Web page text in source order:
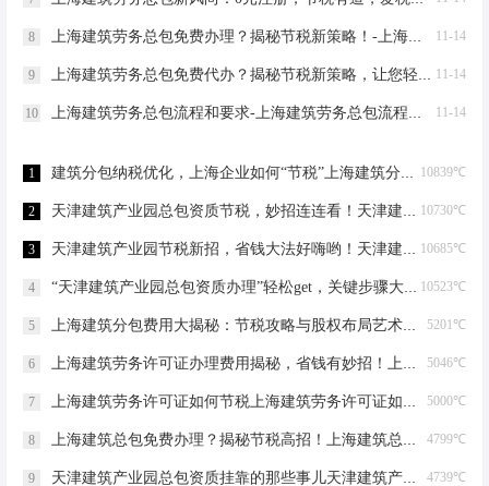
11-14
8 上海建筑劳务总包免费办理？揭秘节税新策略！-上海建筑劳务总包免费办理吗？
11-14
9 上海建筑劳务总包免费代办？揭秘节税新策略，让您轻松成老板！-上海建筑劳务总包免费代办吗？
11-14
10 上海建筑劳务总包流程和要求-上海建筑劳务总包流程和要求
10839℃
1 建筑分包纳税优化，上海企业如何“节税”上海建筑分包纳税优化
10730℃
2 天津建筑产业园总包资质节税，妙招连连看！天津建筑产业园总包资质节税优化
10685℃
3 天津建筑产业园节税新招，省钱大法好嗨哟！天津建筑产业园总包资质节税优化
10523℃
4 “天津建筑产业园总包资质办理”轻松get，关键步骤大揭秘！天津建筑产业园总包资质办理
5201℃
5 上海建筑分包费用大揭秘：节税攻略与股权布局艺术上海建筑分包有什么费用
5046℃
6 上海建筑劳务许可证办理费用揭秘，省钱有妙招！上海建筑劳务许可证办理费用是多少
5000℃
7 上海建筑劳务许可证如何节税上海建筑劳务许可证如何节税
4799℃
8 上海建筑总包免费办理？揭秘节税高招！上海建筑总包免费办理吗？
4739℃
9 天津建筑产业园总包资质挂靠的那些事儿天津建筑产业园总包资质挂靠